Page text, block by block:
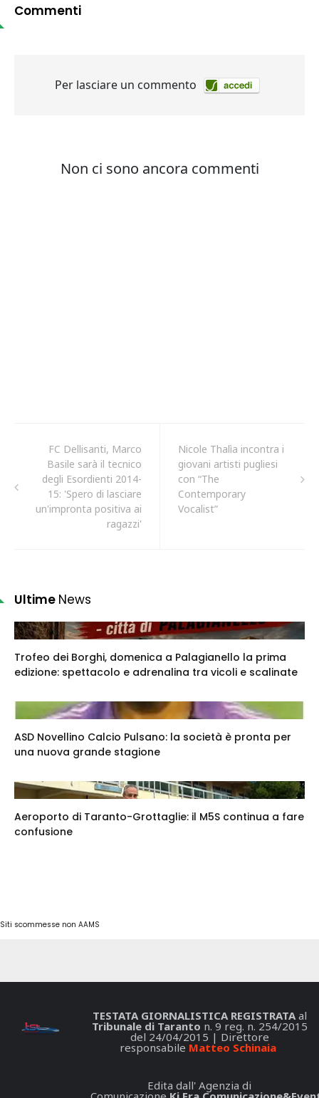
Commenti
FC Dellisanti, Marco
Basile sarà il tecnico
degli Esordienti 2014-
15: 'Spero di lasciare
un'impronta positiva ai
ragazzi'
Nicole Thalìa incontra i
giovani artisti pugliesi
con “The
Contemporary
Vocalist”
Ultime News
Trofeo dei Borghi, domenica a Palagianello la prima
edizione: spettacolo e adrenalina tra vicoli e scalinate
ASD Novellino Calcio Pulsano: la società è pronta per
una nuova grande stagione
Aeroporto di Taranto-Grottaglie: il M5S continua a fare
confusione
Siti scommesse non AAMS
TESTATA GIORNALISTICA REGISTRATAal
Tribunale di Taranto n. 9 reg. n. 254/2015
del 24/04/2015 | Direttore
responsabile Matteo Schinaia
Edita dall' Agenzia di